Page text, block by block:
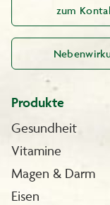
zum
Produkte
Gesundheit
Vitamine
Magen & Darm
Eisen